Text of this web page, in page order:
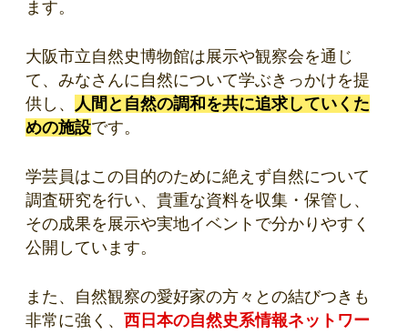
ます。
大阪市立自然史博物館は展示や観察会を通じ
て、みなさんに自然について学ぶきっかけを提
供し、 人間と自然の調和を共に追求していくた
めの施設です。
学芸員はこの目的のために絶えず自然について
調査研究を行い、貴重な資料を収集・保管し、
その成果を展示や実地イベントで分かりやすく
公開しています。
また、自然観察の愛好家の方々との結びつきも
非常に強く、 西日本の自然史系情報ネットワー